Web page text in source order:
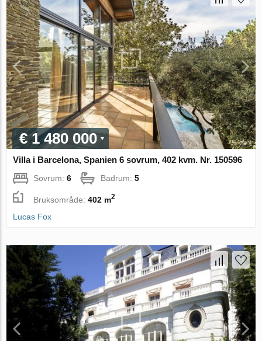
€ 1 480 000
Villa i Barcelona, Spanien 6 sovrum, 402 kvm. Nr. 150596
Sovrum:6 Badrum:5
Bruksområde:402 m2
Lucas Fox